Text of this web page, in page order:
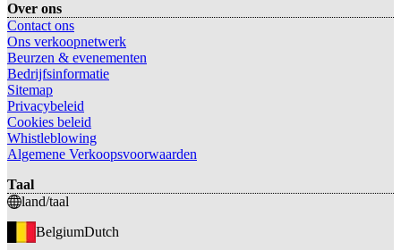
Over ons
Contact ons
Ons verkoopnetwerk
Beurzen & evenementen
Bedrijfsinformatie
Sitemap
Privacybeleid
Cookies beleid
Whistleblowing
Algemene Verkoopsvoorwaarden
Taal
land/taal
BelgiumDutch